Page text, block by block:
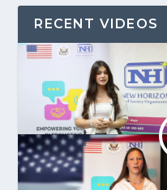
RECENT VIDEOS